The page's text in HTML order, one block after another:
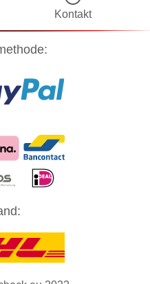
finden Sie in unserer
unsere Website besuchen zu
Kontakt